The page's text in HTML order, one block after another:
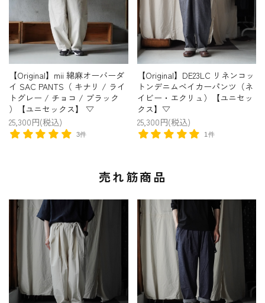
【Original】mii 綿麻オーバーダ
イ SAC PANTS（ キナリ / ライ
トグレー / チョコ / ブラック
）【ユニセックス】 ▽
25,300円(税込)
3件
【Original】DE23LC リネンコッ
トンデニムベイカーパンツ（ネ
イビー・エクリュ）【ユニセッ
クス】▽
25,300円(税込)
1件
売れ筋商品